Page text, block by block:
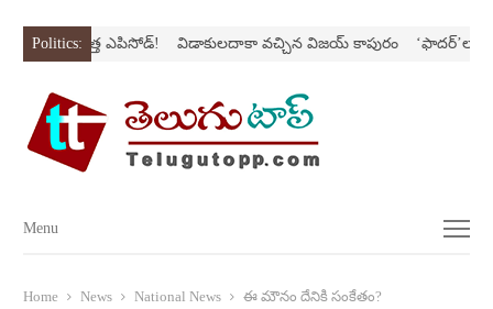
Politics:
కొత్త ఎపిసోడ్‌! విడాకులదాకా వచ్చిన విజయ్‌ కాపురం ‘ఫాదర్‌’ల్యాండ్‌ని
Menu
Menu
Home News National News ఈ మౌనం దేనికి సంకేతం?